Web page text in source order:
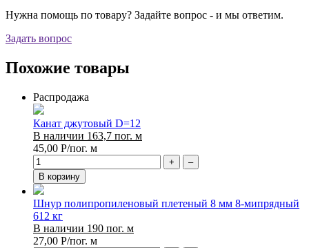
Нужна помощь по товару? Задайте вопрос - и мы ответим.
Задать вопрос
Похожие товары
Распродажа
Канат джутовый D=12
В наличии 163,7 пог. м
45,00 Р/пог. м
+
–
В корзину
Шнур полипропиленовый плетеный 8 мм 8-мипрядный
612 кг
В наличии 190 пог. м
27,00 Р/пог. м